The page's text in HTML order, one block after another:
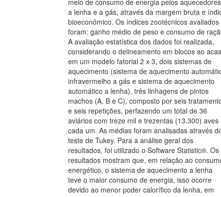
a lenha e a gás, através da margem bruta e
bioeconômico. Os índices zootécnicos avaliados
foram: ganho médio de peso e consumo de
A avaliação estatística dos dados foi realizada,
considerando o delineamento em blocos ao
em um modelo fatorial 2 x 3, dois sistemas de
aquecimento (sistema de aquecimento
infravermelho a gás e sistema de aquecimento
automático a lenha), três linhagens de pintos
machos (A, B e C), composto por seis
e seis repetições, perfazendo um total de 36
aviários com treze mil e trezentas (13.300) aves
cada um. As médias foram analisadas através
teste de Tukey. Para a análise geral dos
resultados, foi utilizado o Software Statistic®. Os
resultados mostram que, em relação ao
energético, o sistema de aquecimento a lenha
teve o maior consumo de energia, isso ocorre
devido ao menor poder calorífico da lenha, em